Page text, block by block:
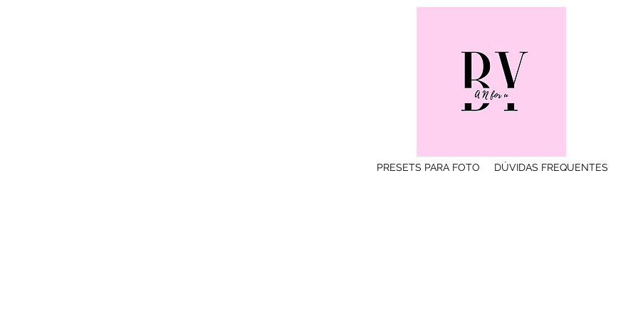
PRESETS PARA FOTO DÚVIDAS FREQUENTES